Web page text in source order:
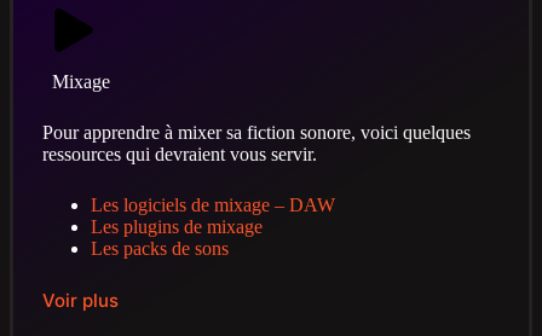
Mixage
Pour apprendre à mixer sa fiction sonore, voici quelques
ressources qui devraient vous servir.
Les logiciels de mixage – DAW
Les plugins de mixage
Les packs de sons
Voir plus